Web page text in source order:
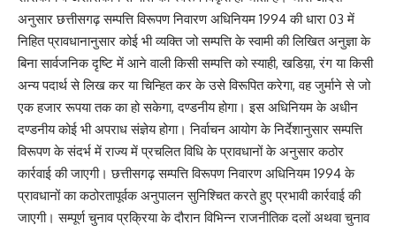
अनुसार छत्तीसगढ़ सम्पत्ति विरूपण निवारण अधिनियम 1994 की धारा 03 में
निहित प्रावधानानुसार कोई भी व्यक्ति जो सम्पत्ति के स्वामी की लिखित अनुज्ञा के
बिना सार्वजनिक दृष्टि में आने वाली किसी सम्पत्ति को स्याही, खडिय़ा, रंग या किसी
अन्य पदार्थ से लिख कर या चिन्हित कर के उसे विरूपित करेगा, वह जुर्माने से जो
एक हजार रूपया तक का हो सकेगा, दण्डनीय होगा। इस अधिनियम के अधीन
दण्डनीय कोई भी अपराध संज्ञेय होगा। निर्वाचन आयोग के निर्देशानुसार सम्पत्ति
विरूपण के संदर्भ में राज्य में प्रचलित विधि के प्रावधानों के अनुसार कठोर
कार्रवाई की जाएगी। छत्तीसगढ़ सम्पत्ति विरूपण निवारण अधिनियम 1994 के
प्रावधानों का कठोरतापूर्वक अनुपालन सुनिश्चित करते हुए प्रभावी कार्रवाई की
जाएगी। सम्पूर्ण चुनाव प्रक्रिया के दौरान विभिन्न राजनीतिक दलों अथवा चुनाव